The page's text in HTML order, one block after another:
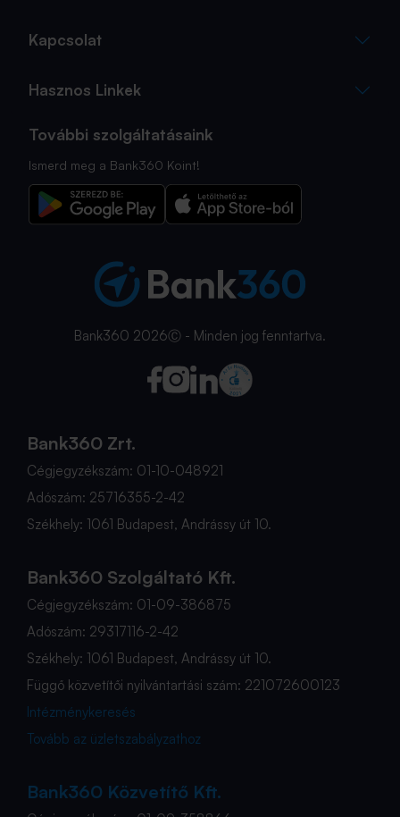
Kapcsolat
Hasznos Linkek
További szolgáltatásaink
Ismerd meg a Bank360 Koint!
Bank360 2026Ⓒ - Minden jog fenntartva.
Bank360 Zrt.
Cégjegyzékszám: 01-10-048921
Adószám: 25716355-2-42
Székhely: 1061 Budapest, Andrássy út 10.
Bank360 Szolgáltató Kft.
Cégjegyzékszám: 01-09-386875
Adószám: 29317116-2-42
Székhely: 1061 Budapest, Andrássy út 10.
Függő közvetítői nyilvántartási szám: 221072600123
Intézménykeresés
Tovább az üzletszabályzathoz
Bank360 Közvetítő Kft.